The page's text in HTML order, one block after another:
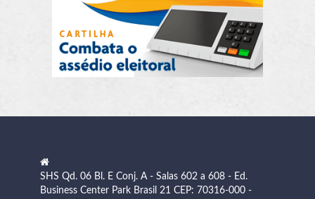
SHS Qd. 06 Bl. E Conj. A - Salas 602 a 608 - Ed.
Business Center Park Brasil 21 CEP: 70316-000 -